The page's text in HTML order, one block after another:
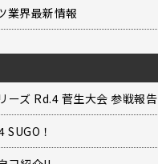
業界最新情報
ーズ Rd.4 菅生大会 参戦報告
SUGO！